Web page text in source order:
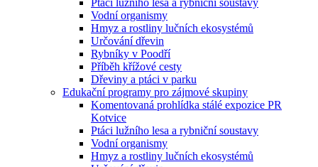
Ptáci lužního lesa a rybniční soustavy
Vodní organismy
Hmyz a rostliny lučních ekosystémů
Určování dřevin
Rybníky v Poodří
Příběh křížové cesty
Dřeviny a ptáci v parku
Edukační programy pro zájmové skupiny
Komentovaná prohlídka stálé expozice PR
Kotvice
Ptáci lužního lesa a rybniční soustavy
Vodní organismy
Hmyz a rostliny lučních ekosystémů